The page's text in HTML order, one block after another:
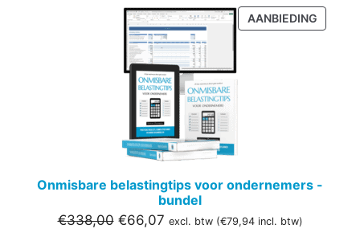
AANBIEDING
IN
Onmisbare belastingtips voor ondernemers -
bundel
€338,00 Oorspronkelijke
€66,07Huidige
excl. btw (€79,94incl. btw)